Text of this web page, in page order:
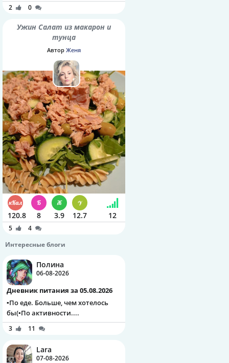
2 0
Ужин Салат из макарон и
тунца
Автор Женя
120.8 8 3.9 12.7 12
5
4
Интересные блоги
Полина
06-08-2026
Дневник питания за 05.08.2026
▪️По еде. Больше, чем хотелось
бы(▪️По активности....
3 11
Lara
07-08-2026